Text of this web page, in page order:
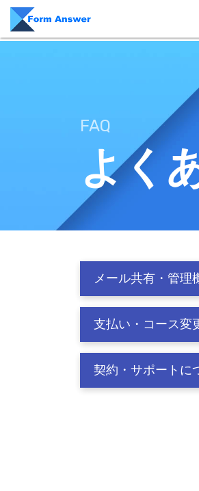
FAQ
よく
メール共有・管理
支払い・コース変
契約・サポートに